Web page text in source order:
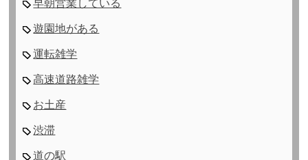
早朝営業している
遊園地がある
運転雑学
高速道路雑学
お土産
渋滞
道の駅